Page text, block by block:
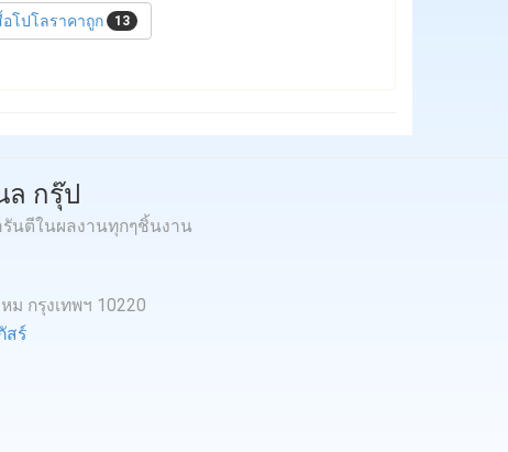
อโปโลราคาถูก 13
ล กรุ๊ป
รันตีในผลงานทุกๆชิ้นงาน
กรุงเทพฯ 10220
สร์